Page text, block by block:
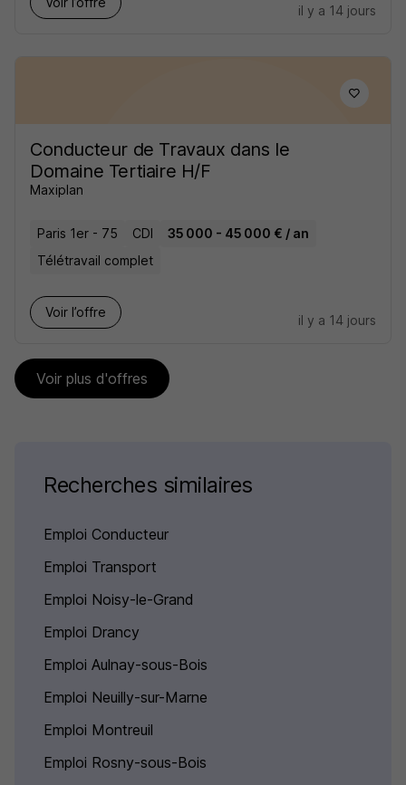
il y a 14 jours
Conducteur de Travaux dans le
Domaine Tertiaire H/F
Maxiplan
Paris 1er - 75 CDI
35 000 - 45 000 € / an
Télétravail complet
Voir l’offre
il y a 14 jours
Voir plus d'offres
Recherches similaires
Emploi Conducteur
Emploi Transport
Emploi Noisy-le-Grand
Emploi Drancy
Emploi Aulnay-sous-Bois
Emploi Neuilly-sur-Marne
Emploi Montreuil
Emploi Rosny-sous-Bois